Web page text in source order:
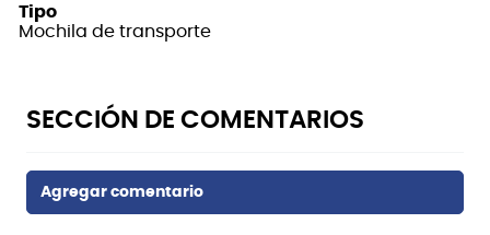
Tipo
Mochila de transporte